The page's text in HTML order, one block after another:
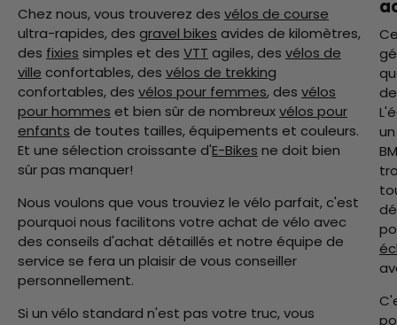
Chez nous, vous trouverez des vélos de course
ultra-rapides, des gravel bikes avides de kilomètres,
des fixies simples et des VTT agiles, des vélos de
ville confortables, des vélos de trekking
confortables, des vélos pour femmes, des vélos
pour hommes et bien sûr de nombreuxvélos pour
enfants de toutes tailles, équipements et couleurs.
Et une sélection croissante d'E-Bikes ne doit bien
sûr pas manquer!
Nous voulons que vous trouviez le vélo parfait, c'est
pourquoi nous facilitons votre achat de vélo avec
des conseils d'achat détaillés et notre équipe de
service se fera un plaisir de vous conseiller
personnellement.
Si un vélo standard n'est pas votre truc, vous